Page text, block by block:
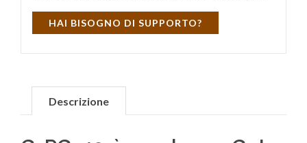
HAI BISOGNO DI SUPPORTO?
Descrizione